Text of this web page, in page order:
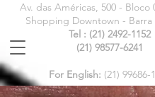
Av. das Américas, 500 - Bloco
Shopping Downtown - Barra
Tel : (21) 2492-1152
(21) 98577-6241
For English: (21) 99686-